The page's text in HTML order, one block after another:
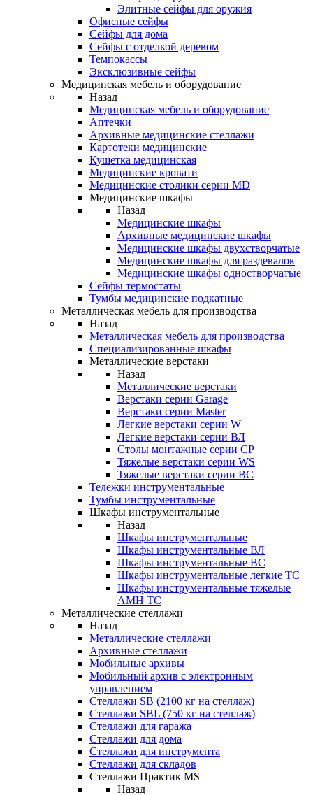
Элитные сейфы для оружия
Офисные сейфы
Сейфы для дома
Сейфы с отделкой деревом
Темпокассы
Эксклюзивные сейфы
Медицинская мебель и оборудование
Назад
Медицинская мебель и оборудование
Аптечки
Архивные медицинские стеллажи
Картотеки медицинские
Кушетка медицинская
Медицинские кровати
Медицинские столики серии MD
Медицинские шкафы
Назад
Медицинские шкафы
Архивные медицинские шкафы
Медицинские шкафы двухстворчатые
Медицинские шкафы для раздевалок
Медицинские шкафы одностворчатые
Сейфы термостаты
Тумбы медицинские подкатные
Металлическая мебель для производства
Назад
Металлическая мебель для производства
Cпециализированные шкафы
Металлические верстаки
Назад
Металлические верстаки
Верстаки серии Garage
Верстаки серии Master
Легкие верстаки серии W
Легкие верстаки серии ВЛ
Столы монтажные серии СР
Тяжелые верстаки серии WS
Тяжелые верстаки серии ВС
Тележки инструментальные
Тумбы инструментальные
Шкафы инструментальные
Назад
Шкафы инструментальные
Шкафы инструментальные ВЛ
Шкафы инструментальные ВС
Шкафы инструментальные легкие ТС
Шкафы инструментальные тяжелые
AMH TC
Металлические стеллажи
Назад
Металлические стеллажи
Архивные стеллажи
Мобильные архивы
Мобильный архив с электронным
управлением
Стеллажи SB (2100 кг на стеллаж)
Стеллажи SBL (750 кг на стеллаж)
Стеллажи для гаража
Стеллажи для дома
Стеллажи для инструмента
Стеллажи для складов
Стеллажи Практик MS
Назад